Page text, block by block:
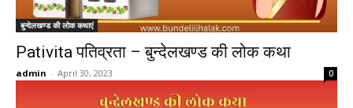
बुन्देलखण्ड की लोक कथाएं
Pativita पतिव्रता – बुन्देलखण्ड की लोक कथा
admin - April 30, 2023 0